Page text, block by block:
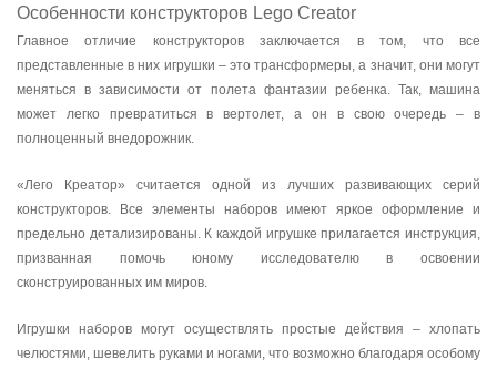
Особенности конструкторов Lego Creator
Главное отличие конструкторов заключается в том, что все
представленные в них игрушки – это трансформеры, а значит, они могут
меняться в зависимости от полета фантазии ребенка. Так, машина
может легко превратиться в вертолет, а он в свою очередь – в
полноценный внедорожник.
«Лего Креатор» считается одной из лучших развивающих серий
конструкторов. Все элементы наборов имеют яркое оформление и
предельно детализированы. К каждой игрушке прилагается инструкция,
призванная помочь юному исследователю в освоении
сконструированных им миров.
Игрушки наборов могут осуществлять простые действия – хлопать
челюстями, шевелить руками и ногами, что возможно благодаря особому